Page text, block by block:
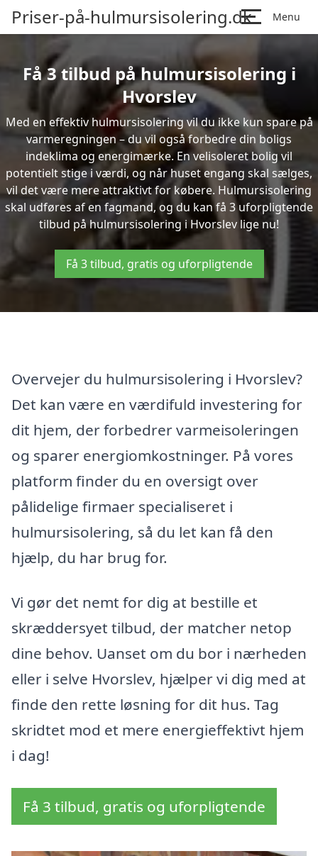
Priser-på-hulmursisolering.dk Menu
Få 3 tilbud på hulmursisolering i
Hvorslev
Med en effektiv hulmursisolering vil du ikke kun spare på
varmeregningen – du vil også forbedre din boligs
indeklima og energimærke. En velisoleret bolig vil
potentielt stige i værdi, og når huset engang skal sælges,
vil det være mere attraktivt for købere. Hulmursisolering
skal udføres af en fagmand, og du kan få 3 uforpligtende
tilbud på hulmursisolering i Hvorslev lige nu!
Få 3 tilbud, gratis og uforpligtende
Overvejer du hulmursisolering i Hvorslev?
Det kan være en værdifuld investering for
dit hjem, der forbedrer varmeisoleringen
og sparer energiomkostninger. På vores
platform finder du en oversigt over
pålidelige firmaer specialiseret i
hulmursisolering, så du let kan få den
hjælp, du har brug for.
Vi gør det nemt for dig at bestille et
skræddersyet tilbud, der matcher netop
dine behov. Uanset om du bor i nærheden
eller i selve Hvorslev, hjælper vi dig med at
finde den rette løsning for dit hus. Tag
skridtet mod et mere energieffektivt hjem
i dag!
Få 3 tilbud, gratis og uforpligtende